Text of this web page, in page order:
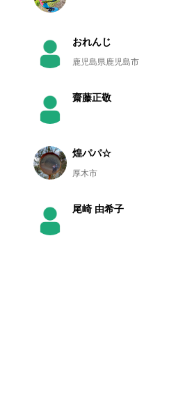
おれんじ
鹿児島県鹿児島市
齋藤正敬
煌パパ☆
厚木市
尾崎 由希子